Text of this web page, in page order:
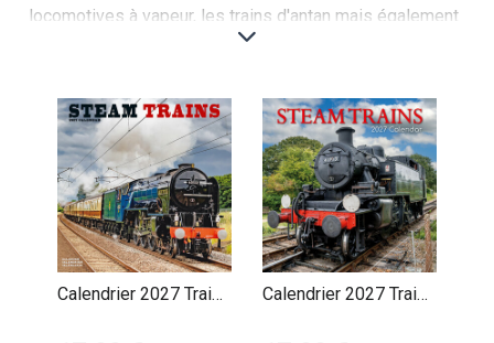
locomotives à vapeur, les trains d'antan mais également
sur les trains moderne...suivez le rail!
fil du temps plonge les passionnés de chemin de fer
dans l’histoire fascinante de l’industrie ferroviaire.
Chaque mois, un voyage visuel à travers l’évolution des
trains, de la vapeur aux trains à grande vitesse
modernes.
Les premiers mois sont consacrés aux trains à vapeur,
symboles de l’ère industrielle, avec des images
Calendrier 2027 Train
Calendrier 2027 Train